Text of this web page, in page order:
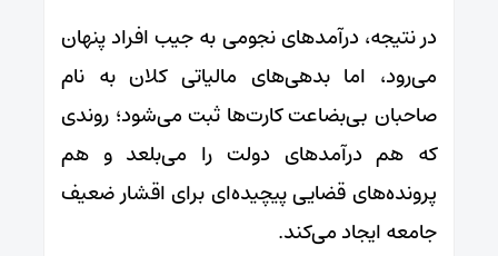
در نتیجه، درآمدهای نجومی به جیب افراد پنهان
می‌رود، اما بدهی‌های مالیاتی کلان به نام
صاحبان بی‌بضاعت کارت‌ها ثبت می‌شود؛ روندی
که هم درآمدهای دولت را می‌بلعد و هم
پرونده‌های قضایی پیچیده‌ای برای اقشار ضعیف
جامعه ایجاد می‌کند.